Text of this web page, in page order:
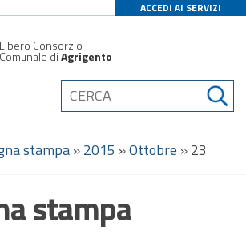
ACCEDI AI SERVIZI
Libero Consorzio
Comunale diAgrigento
stampa»2015 »Ottobre »23
stampa